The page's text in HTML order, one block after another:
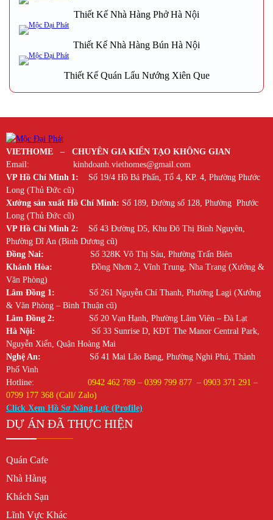
Thiết Kế Nhà Hàng Phở Hà Nội
Thiết Kế Nhà Hàng Bún Hà Nội
Thiết Kế Quán Lẩu Nướng Xiên Que
VIETHOME – CHUYÊN GIA KIẾN TẠO KHÔNG GIAN
Email: kinhdoanh.viethomes@gmail.com
VP Hồ Chí Minh 1: Số 19/4 Hồ Bá Phấn, Tổ 4, KP. 4, Phường Phước
Long (Thủ Đức cũ)
Xưởng sản xuất Hồ Chí Minh: Số 189, Đường số 128, Phường Phước
Long (Thủ Đức cũ)
VP Hồ Chí Minh 2: Số 43 Đường D5, Khu Đô Thị Bình Nguyên,
Phường Dĩ An (Bình Dương cũ)
Đồng Nai: Số 328K Võ Thị Sáu, Phường Trấn Biên
Khánh Hòa: Đồng Nhơn 2, Vĩnh Trung, Nha Trang (Xưởng &
Văn Phòng)
Lâm Đồng 1: Số 261 Nguyễn Chí Thanh, Phường Lagi (Xưởng
& Văn Phòng – Bình Thuận cũ)
Lâm Đồng 2: Số 20 Vạn Hạnh, Phường Lâm Viên – Đà Lạt
Hà Nội: Số 33 Sunrise D, KĐT The Manor Central Park,
Nguyễn Xiển, Quận Hoàng Mai
Nghệ An: Số 41 Mai Lão Bạng, Phường Nghi Phú, Thành
Phố Vinh
Hotline: 0942 462 789 – 0399 799 877 – 0903 371 291 –
0799 177 368 (Call/ Zalo)
Click Xem Hồ Sơ Năng Lực (Profile)
DỰ ÁN ĐÃ THỰC HIỆN
Quán Cafe
Nhà Hàng
Khách Sạn
Lĩnh Vực Khác